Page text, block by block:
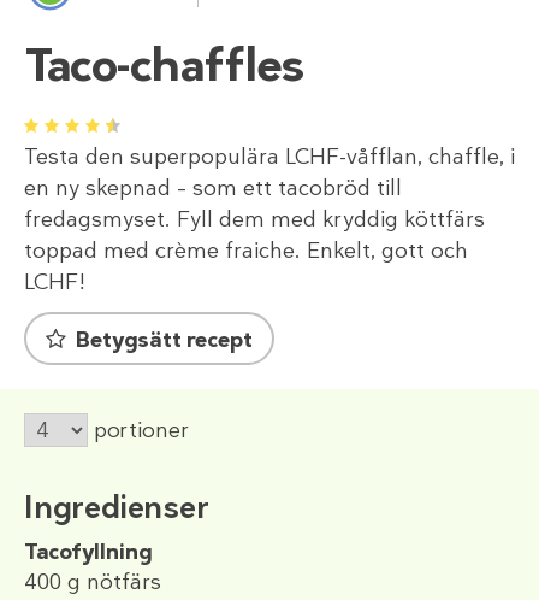
Taco-chaffles
1 2 3 4 5
Testa den superpopulära LCHF-våfflan, chaffle, i
en ny skepnad – som ett tacobröd till
fredagsmyset. Fyll dem med kryddig köttfärs
toppad med crème fraiche. Enkelt, gott och
LCHF!
Betygsätt recept
portioner
Ingredienser
Tacofyllning
400 g nötfärs